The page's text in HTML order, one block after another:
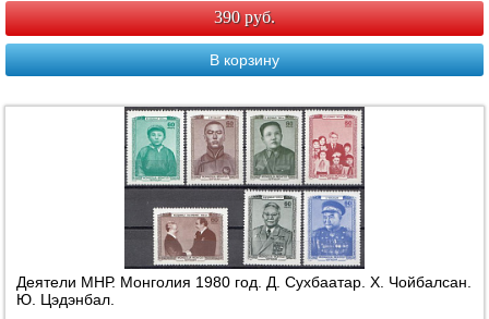
390 руб.
В корзину
Деятели МНР. Монголия 1980 год. Д. Сухбаатар. Х. Чойбалсан.
Ю. Цэдэнбал.